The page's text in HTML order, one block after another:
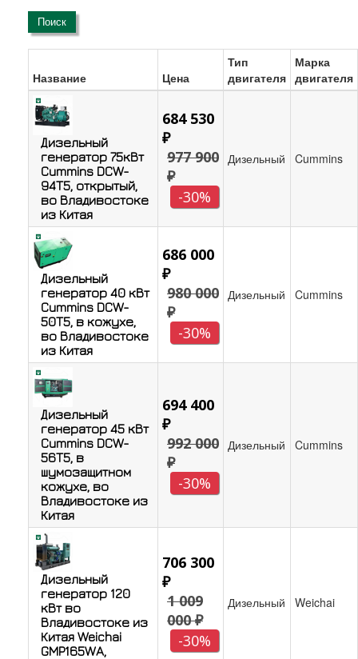
Поиск
Название Цена
Тип
двигателя
Марка
двигателя
Дизельный
генератор 75кВт
Cummins DCW-
94T5, открытый,
во Владивостоке
из Китая
684 530
₽
977 900
₽
-30%
Дизельный Cummins
Дизельный
генератор 40 кВт
Cummins DCW-
50T5, в кожухе,
во Владивостоке
из Китая
686 000
₽
980 000
₽
-30%
Дизельный Cummins
Дизельный
генератор 45 кВт
Cummins DCW-
56T5, в
шумозащитном
кожухе, во
Владивостоке из
Китая
694 400
₽
992 000
₽
-30%
Дизельный Cummins
Дизельный
генератор 120
кВт во
Владивостоке из
Китая Weichai
GMP165WA,
706 300
₽
1 009
000 ₽
-30%
Дизельный Weichai